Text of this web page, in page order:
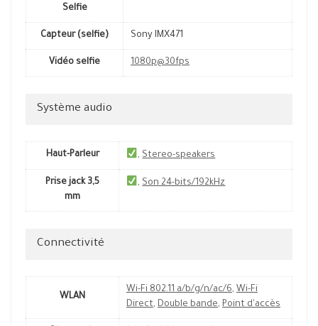
Selfie
Capteur (selfie) Sony IMX471
Vidéo selfie 1080p@30fps
Système audio
Haut-Parleur ,Stereo-speakers
Prise jack 3,5
mm
,Son 24-bits/192kHz
Connectivité
WLAN
Wi-Fi 802.11 a/b/g/n/ac/6, Wi-Fi
Direct, Double bande, Point d'accès